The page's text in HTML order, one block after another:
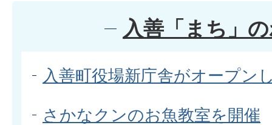
入善「まち」
入善町役場新庁舎がオープン
さかなクンのお魚教室を開催